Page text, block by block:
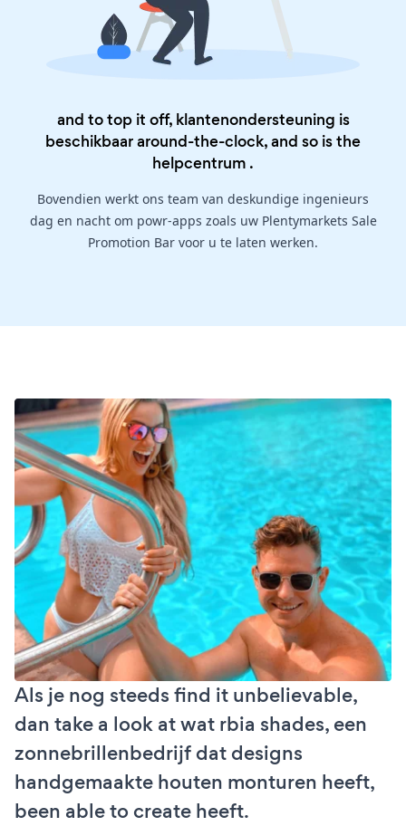
and to top it off, klantenondersteuning is
beschikbaar around-the-clock, and so is the
helpcentrum .
Bovendien werkt ons team van deskundige ingenieurs
dag en nacht om powr-apps zoals uw Plentymarkets Sale
Promotion Bar voor u te laten werken.
Als je nog steeds find it unbelievable,
dan take a look at wat rbia shades, een
zonnebrillenbedrijf dat designs
handgemaakte houten monturen heeft,
been able to create heeft.